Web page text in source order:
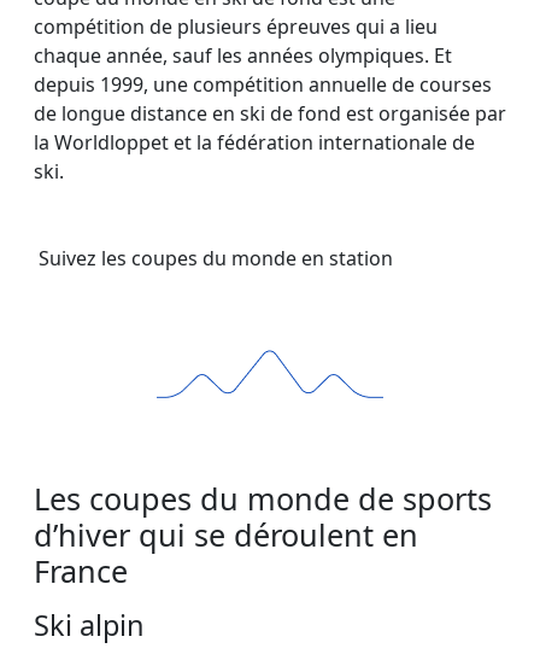
compétition de plusieurs épreuves qui a lieu
chaque année, sauf les années olympiques. Et
depuis 1999, une compétition annuelle de courses
de longue distance en ski de fond est organisée par
la Worldloppet et la fédération internationale de
ski.
Suivez les coupes du monde en station
Les coupes du monde de sports
d’hiver qui se déroulent en
France
Ski alpin